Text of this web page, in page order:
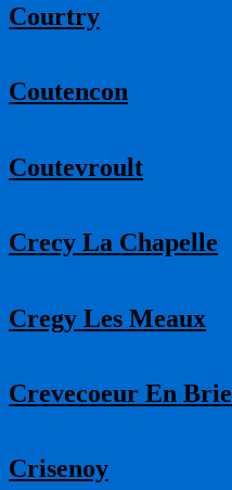
Courtry
Coutencon
Coutevroult
Crecy La Chapelle
Cregy Les Meaux
Crevecoeur En Brie
Crisenoy